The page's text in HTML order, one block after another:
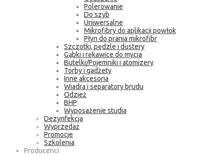
Polerowanie
Do szyb
Uniwersalne
Mikrofibry do aplikacji powłok
Płyn do prania mikrofibr
Szczotki, pędzle i dustery
Gąbki i rękawice do mycia
Butelki/Pojemniki i atomizery
Torby i gadżety
Inne akcesoria
Wiadra i separatory brudu
Odzież
BHP
Wyposażenie studia
Dezynfekcja
Wyprzedaż
Promocje
Szkolenia
Producenci